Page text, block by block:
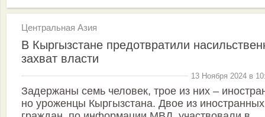
Центральная Азия
В Кыргызстане предотвратили
захват власти
13 Ноября 2024 в
Задержаны семь человек, трое из них –
но уроженцы Кыргызстана. Двое из иностранных